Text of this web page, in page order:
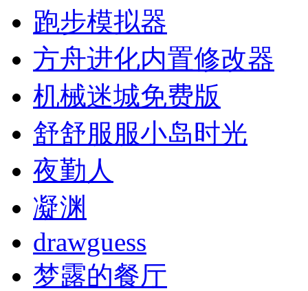
跑步模拟器
方舟进化内置修改器
机械迷城免费版
舒舒服服小岛时光
夜勤人
凝渊
drawguess
梦露的餐厅